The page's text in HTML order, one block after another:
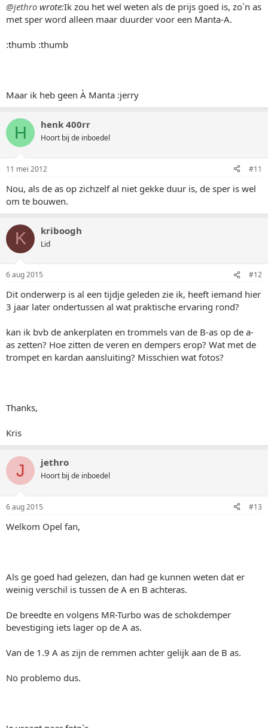
@jethro wrote:Ik zou het wel weten als de prijs goed is, zo`n as
met sper word alleen maar duurder voor een Manta-A.
:thumb :thumb
Maar ik heb geen À Manta :jerry
H henk 400rr
Hoort bij de inboedel
11 mei 2012 #11
Nou, als de as op zichzelf al niet gekke duur is, de sper is wel
om te bouwen.
K kriboogh
Lid
6 aug 2015 #12
Dit onderwerp is al een tijdje geleden zie ik, heeft iemand hier
3 jaar later ondertussen al wat praktische ervaring rond?
kan ik bvb de ankerplaten en trommels van de B-as op de a-
as zetten? Hoe zitten de veren en dempers erop? Wat met de
trompet en kardan aansluiting? Misschien wat fotos?
Thanks,
Kris
J jethro
Hoort bij de inboedel
6 aug 2015 #13
Welkom Opel fan,
Als ge goed had gelezen, dan had ge kunnen weten dat er
weinig verschil is tussen de A en B achteras.
De breedte en volgens MR-Turbo was de schokdemper
bevestiging iets lager op de A as.
Van de 1.9 A as zijn de remmen achter gelijk aan de B as.
No problemo dus.